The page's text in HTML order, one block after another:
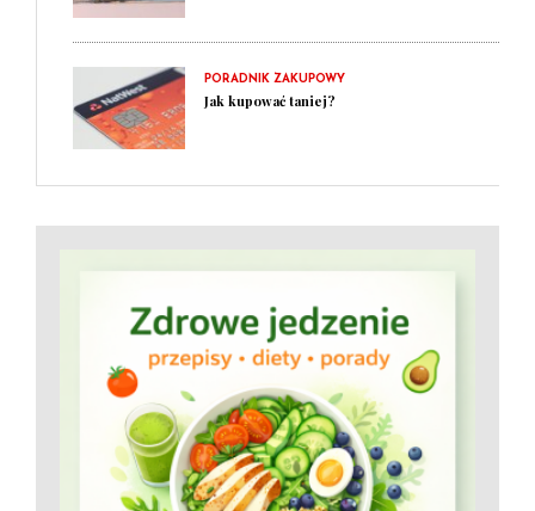
PORADNIK ZAKUPOWY
Jak kupować taniej?